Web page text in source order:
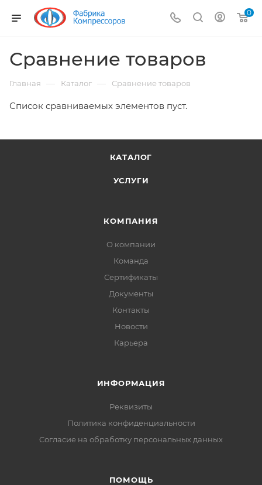
0
Сравнение товаров
Главная — Каталог — Сравнение товаров
Список сравниваемых элементов пуст.
КАТАЛОГ
УСЛУГИ
КОМПАНИЯ
О компании
Команда
Сертификаты
Документы
Контакты
Новости
Карьера
ИНФОРМАЦИЯ
Реквизиты
Политика конфиденциальности
Cогласие на обработку персональных данных
ПОМОЩЬ